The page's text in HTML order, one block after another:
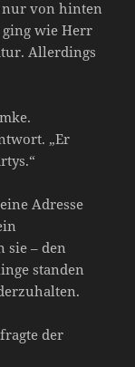
nur von hinten
ging wie Herr
Allerdings
„Er
Adresse
sie – den
standen
der